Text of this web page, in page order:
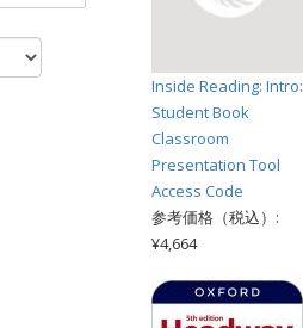
Inside Reading: Intro:
Student Book
Classroom
Presentation Tool
Access Code
参考価格（税込）:
¥4,664